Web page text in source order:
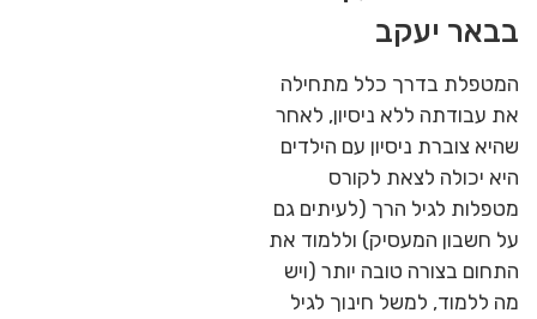
בבאר יעקב
המטפלת בדרך כלל מתחילה
את עבודתה ללא ניסיון, לאחר
שהיא צוברת ניסיון עם הילדים
היא יכולה לצאת לקורס
מטפלות לגיל הרך (לעיתים גם
על חשבון המעסיק) וללמוד את
התחום בצורה טובה יותר (ויש
מה ללמוד, למשל חינוך לגיל